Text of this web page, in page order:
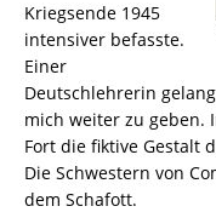
Kriegsende 1945
intensiver befasste.
Einer
Deutschlehrerin
mich weiter zu geben.
Fort die fiktive Gestalt
Die Schwestern von
dem Schafott.